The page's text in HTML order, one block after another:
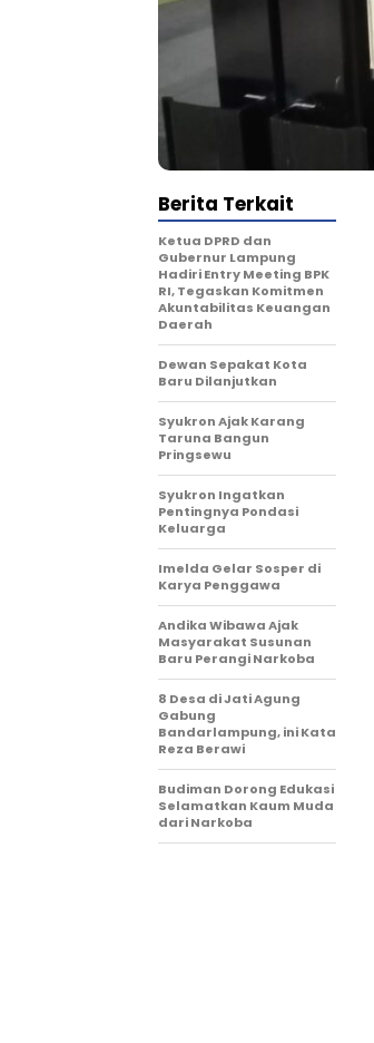
Berita Terkait
Ketua DPRD dan
Gubernur Lampung
Hadiri Entry Meeting BPK
RI, Tegaskan Komitmen
Akuntabilitas Keuangan
Daerah
Dewan Sepakat Kota
Baru Dilanjutkan
Syukron Ajak Karang
Taruna Bangun
Pringsewu
Syukron Ingatkan
Pentingnya Pondasi
Keluarga
Imelda Gelar Sosper di
Karya Penggawa
Andika Wibawa Ajak
Masyarakat Susunan
Baru Perangi Narkoba
8 Desa di Jati Agung
Gabung
Bandarlampung, ini Kata
Reza Berawi
Budiman Dorong Edukasi
Selamatkan Kaum Muda
dari Narkoba